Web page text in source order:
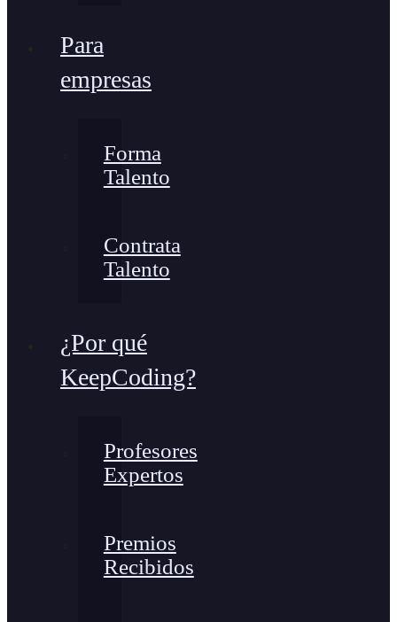
Para
empresas
Forma
Talento
Contrata
Talento
¿Por qué
KeepCoding?
Profesores
Expertos
Premios
Recibidos